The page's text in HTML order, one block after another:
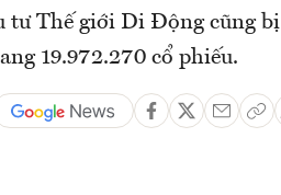
tư Thế giới Di Động cũng bị
19.972.270 cổ phiếu.